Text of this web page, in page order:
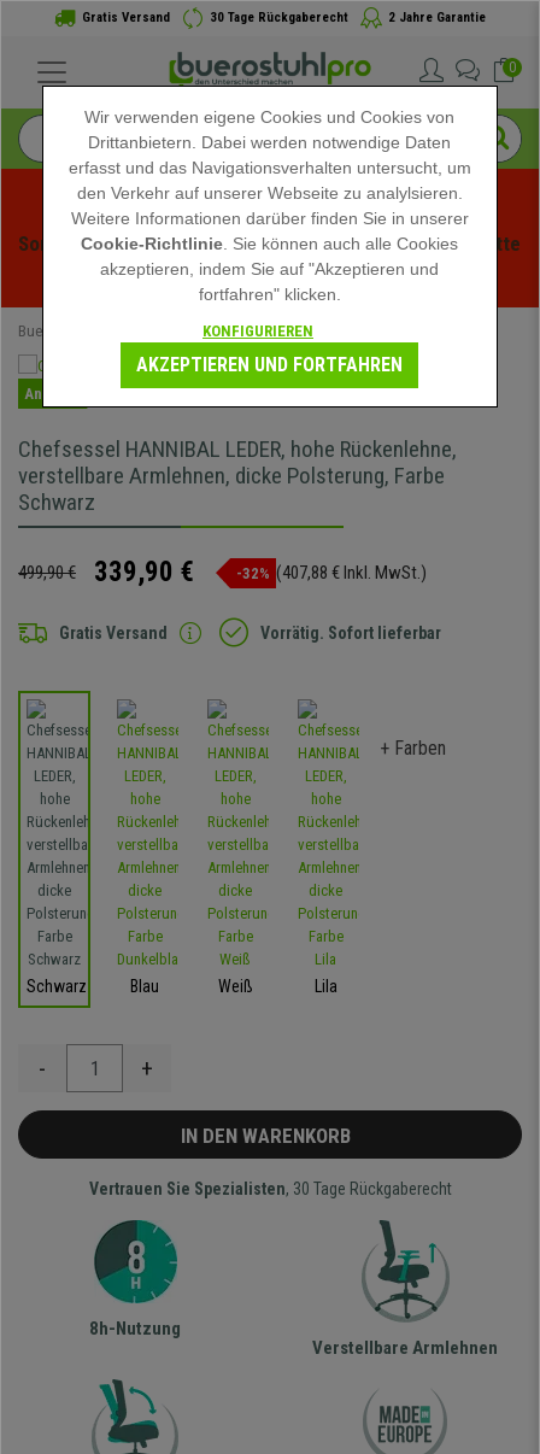
Gratis Versand 30 Tage Rückgaberecht 2 Jahre Garantie
0
Sommerschlussverauf bei buerstuhlpro! Exklusive Rabatte
für kurze Zeit - Aktion ansehen -
Buerostuhlpro Chefsessel
Angebot
Chefsessel HANNIBAL LEDER, hohe Rückenlehne,
verstellbare Armlehnen, dicke Polsterung, Farbe
Schwarz
499,90 € 339,90 € -32% (407,88 € Inkl. MwSt.)
Gratis Versand Vorrätig. Sofort lieferbar
Schwarz Blau Weiß Lila
+ Farben
- +
IN DEN WARENKORB
Vertrauen Sie Spezialisten, 30 Tage Rückgaberecht
8h-Nutzung
Verstellbare Armlehnen
Wir verwenden eigene Cookies und Cookies von
Drittanbietern. Dabei werden notwendige Daten
erfasst und das Navigationsverhalten untersucht, um
den Verkehr auf unserer Webseite zu analylsieren.
Weitere Informationen darüber finden Sie in unserer
Cookie-Richtlinie . Sie können auch alle Cookies
akzeptieren, indem Sie auf "Akzeptieren und
fortfahren" klicken.
KONFIGURIEREN
AKZEPTIEREN UND FORTFAHREN